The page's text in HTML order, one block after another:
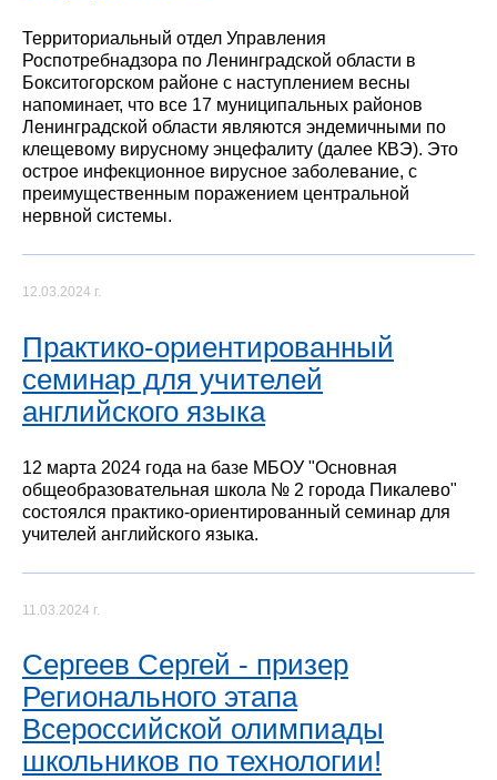
Территориальный отдел Управления
Роспотребнадзора по Ленинградской области в
Бокситогорском районе с наступлением весны
напоминает, что все 17 муниципальных районов
Ленинградской области являются эндемичными по
клещевому вирусному энцефалиту (далее КВЭ). Это
острое инфекционное вирусное заболевание, с
преимущественным поражением центральной
нервной системы.
12.03.2024 г.
Практико-ориентированный
семинар для учителей
английского языка
12 марта 2024 года на базе МБОУ "Основная
общеобразовательная школа № 2 города Пикалево"
состоялся практико-ориентированный семинар для
учителей английского языка.
11.03.2024 г.
Сергеев Сергей - призер
Регионального этапа
Всероссийской олимпиады
школьников по технологии!